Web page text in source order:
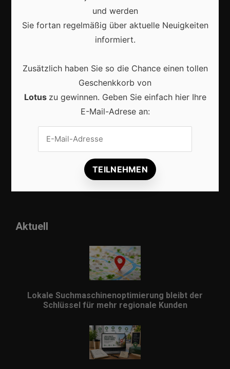
Erfolgsgeschichten
Aktuell
Lokale Suchmaschinenoptimierung bleibt der
Schlüssel für mehr regionale Kunden
und werden
Sie fortan regelmäßig über aktuelle Neuigkeiten
informiert.
Zusätzlich haben Sie so die Chance einen tollen
Geschenkkorb von
Lotus zu gewinnen. Geben Sie einfach hier Ihre
E-Mail-Adrese an: